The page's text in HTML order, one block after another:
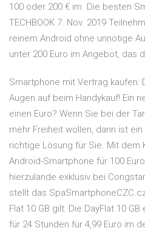
100 oder 200 € im Die besten
TECHBOOK 7. Nov. 2019
reinem Android ohne unnötige
unter 200 Euro im Angebot, das
Smartphone mit Vertrag kaufen:
Augen auf beim Handykauf! Ein
einen Euro? Wenn Sie bei der
mehr Freiheit wollen, dann ist
richtige Lösung für Sie. Mit dem
Android-Smartphone für 100
hierzulande exklusiv bei
stellt das
Flat 10 GB gilt: Die DayFlat 10
für 24 Stunden für 4,99 Euro im